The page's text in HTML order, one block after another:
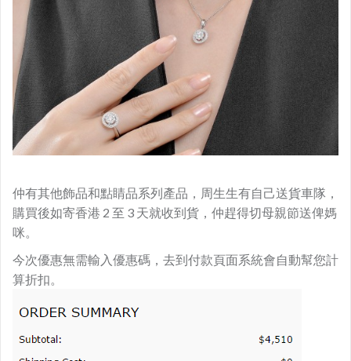
仲有其他飾品和點睛品系列產品，周生生有自己送貨車隊，
購買後如寄香港 2 至 3 天就收到貨，仲趕得切母親節送俾媽
咪。
今次優惠無需輸入優惠碼，去到付款頁面系統會自動幫您計
算折扣。